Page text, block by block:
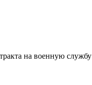
на военную службу